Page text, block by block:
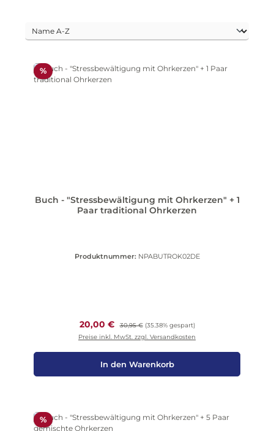
%Rabatt
Buch - "Stressbewältigung mit Ohrkerzen" + 1
Paar traditional Ohrkerzen
Produktnummer: NPABUTROK02DE
Verkaufspreis:
20,00 € Regulärer Preis:
30,95 € (35.38% gespart)
Preise inkl. MwSt. zzgl. Versandkosten
In den Warenkorb
%Rabatt